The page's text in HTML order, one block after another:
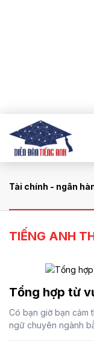
Tài chính - ngân
TIẾNG ANH
Tổng hợp từ
Có bạn giờ bạn cảm
ngữ chuyên ngành